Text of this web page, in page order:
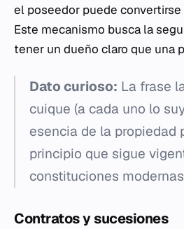
el poseedor puede
Este mecanismo busca la
tener un dueño claro que una
Dato curioso: La frase
cuique (a cada uno lo
esencia de la propiedad
principio que sigue
constituciones
Contratos y sucesiones